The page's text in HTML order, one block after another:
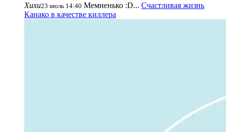
Хихи23 июль 14:40 Мемненько :D... Счастливая жизнь
Канако в качестве киллера